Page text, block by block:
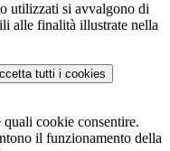
utilizzati si avvalgono di
alle finalità illustrate nella
tutti i cookies
quali cookie consentire.
il funzionamento della